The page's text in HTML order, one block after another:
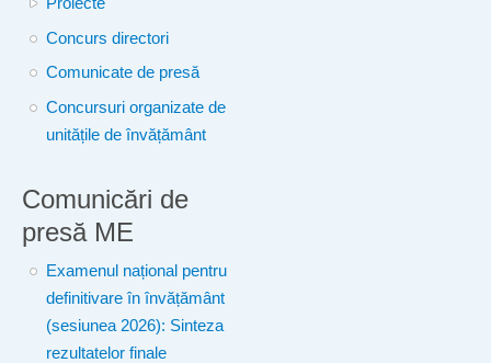
Concurs directori
Comunicate de presă
Concursuri organizate de
unitățile de învățământ
Comunicări de
presă ME
Examenul național pentru
definitivare în învățământ
(sesiunea 2026): Sinteza
rezultatelor finale